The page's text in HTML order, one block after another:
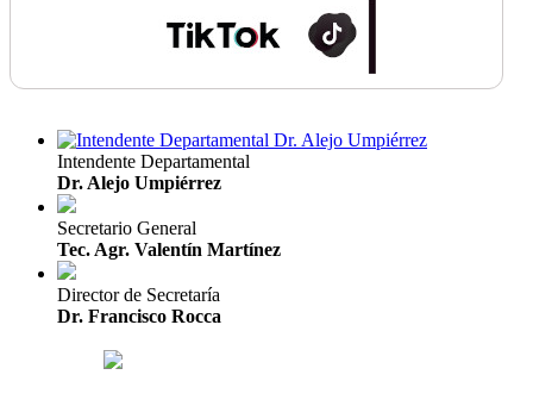
Intendente Departamental
Dr. Alejo Umpiérrez
Secretario General
Tec. Agr. Valentín Martínez
Director de Secretaría
Dr. Francisco Rocca